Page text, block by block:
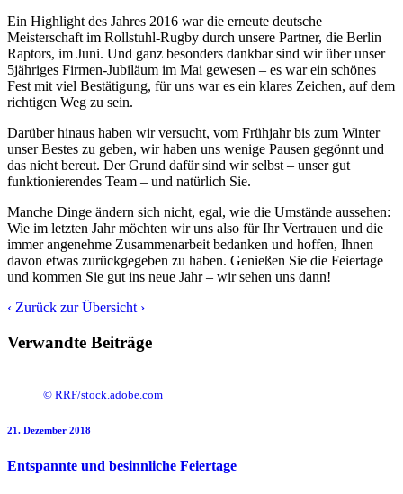
Ein Highlight des Jahres 2016 war die erneute deutsche
Meisterschaft im Rollstuhl-Rugby durch unsere Partner, die Berlin
Raptors, im Juni. Und ganz besonders dankbar sind wir über unser
5jähriges Firmen-Jubiläum im Mai gewesen – es war ein schönes
Fest mit viel Bestätigung, für uns war es ein klares Zeichen, auf dem
richtigen Weg zu sein.
Darüber hinaus haben wir versucht, vom Frühjahr bis zum Winter
unser Bestes zu geben, wir haben uns wenige Pausen gegönnt und
das nicht bereut. Der Grund dafür sind wir selbst – unser gut
funktionierendes Team – und natürlich Sie.
Manche Dinge ändern sich nicht, egal, wie die Umstände aussehen:
Wie im letzten Jahr möchten wir uns also für Ihr Vertrauen und die
immer angenehme Zusammenarbeit bedanken und hoffen, Ihnen
davon etwas zurückgegeben zu haben. Genießen Sie die Feiertage
und kommen Sie gut ins neue Jahr – wir sehen uns dann!
‹ Zurück zur Übersicht ›
Verwandte Beiträge
© RRF/stock.adobe.com
21. Dezember 2018
Entspannte und besinnliche Feiertage